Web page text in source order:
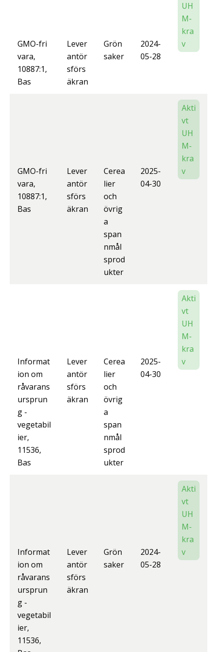
GMO-fri
vara,
10887:1,
Bas
Lever
antör
sförs
äkran
Grön
saker
2024-
05-28
UH
M-
kra
v
GMO-fri
vara,
10887:1,
Bas
Lever
antör
sförs
äkran
Cerea
lier
och
övrig
a
span
nmål
sprod
ukter
2025-
04-30
Akti
vt
UH
M-
kra
v
Informat
ion om
råvarans
ursprun
g -
vegetabil
ier,
11536,
Bas
Lever
antör
sförs
äkran
Cerea
lier
och
övrig
a
span
nmål
sprod
ukter
2025-
04-30
Akti
vt
UH
M-
kra
v
Informat
ion om
råvarans
ursprun
g -
vegetabil
ier,
11536,
Lever
antör
sförs
äkran
Grön
saker
2024-
05-28
Akti
vt
UH
M-
kra
v